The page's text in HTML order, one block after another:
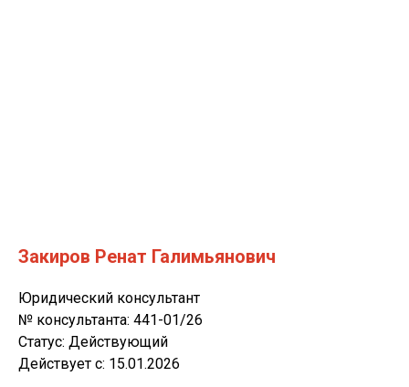
Закиров Ренат Галимьянович
Юридический консультант
№ консультанта: 441-01/26
Статус: Действующий
Действует c: 15.01.2026